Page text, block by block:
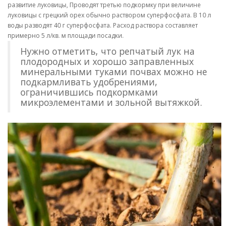
развитие луковицы, Проводят третью подкормку при величине
луковицы с грецкий орех обычно раствором суперфосфата. В 10 л
воды разводят 40 г суперфосфата. Расход раствора составляет
примерно 5 л/кв. м площади посадки.
Нужно отметить, что репчатый лук на
плодородных и хорошо заправленных
минеральными туками почвах можно не
подкармливать удобрениями,
ограничившись подкормками
микроэлементами и зольной вытяжкой.